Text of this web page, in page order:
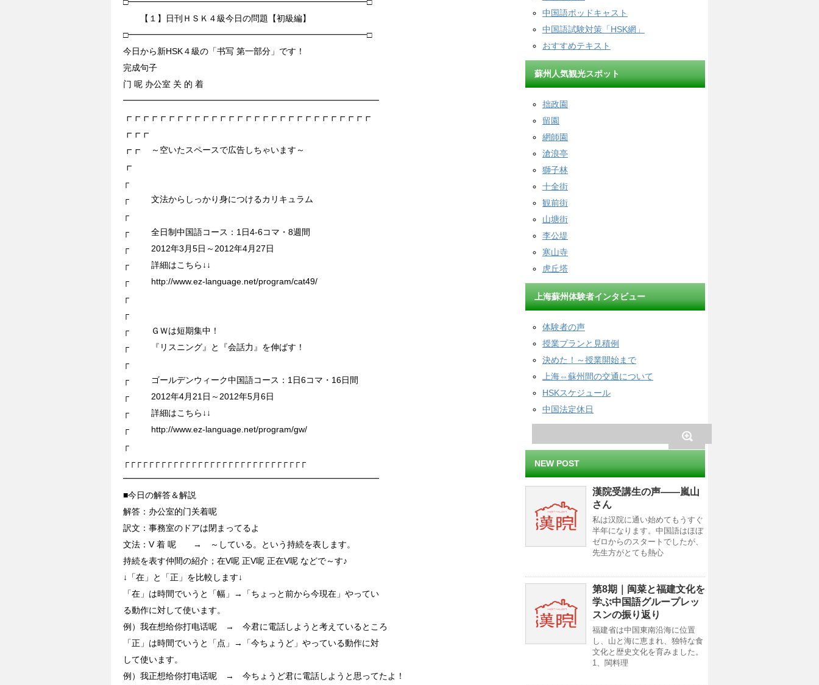
【１】日刊ＨＳＫ４級今日の問題【初級編】
□━━━━━━━━━━━━━━━━━━━━━━━━━━━━□
今日から新HSK４級の「书写 第一部分」です！
完成句子
门 呢 办公室 关 的 着
━━━━━━━━━━━━━━━━━━━━━━━━━━━━━━
┏┏┏┏┏┏┏┏┏┏┏┏┏┏┏┏┏┏┏┏┏┏┏┏┏┏┏┏┏
┏┏┏
┏┏ ～空いたスペースで広告しちゃいます～
┏
┌
┌ 文法からしっかり身につけるカリキュラム
┌
┌ 全日制中国語コース：1日4-6コマ・8週間
┌ 2012年3月5日～2012年4月27日
┌ 詳細はこちら↓↓
┌ http://www.ez-language.net/program/cat49/
┌
┌
┌ ＧＷは短期集中！
┌ 『リスニング』と『会話力』を伸ばす！
┌
┌ ゴールデンウィーク中国語コース：1日6コマ・16日間
┌ 2012年4月21日～2012年5月6日
┌ 詳細はこちら↓↓
┌ http://www.ez-language.net/program/gw/
┌
┌┌┌┌┌┌┌┌┌┌┌┌┌┌┌┌┌┌┌┌┌┌┌┌┌┌┌┌┌┌
━━━━━━━━━━━━━━━━━━━━━━━━━━━━━━
■今日の解答＆解説
解答：办公室的门关着呢
訳文：事務室のドアは閉まってるよ
文法：V 着 呢 → ～している。という持続を表します。
持続を表す仲間の紹介；在V呢 正V呢 正在V呢 などで～す♪
↓「在」と「正」を比較します↓
「在」は時間でいうと「幅」→「ちょっと前から今現在」やってい
る動作に対して使います。
例）我在想给你打电话呢 → 今君に電話しようと考えているところ
「正」は時間でいうと「点」→「今ちょうど」やっている動作に対
して使います。
例）我正想给你打电话呢 → 今ちょうど君に電話しようと思ってたよ！
中国語ポッドキャスト
中国語試験対策「HSK網」
おすすめテキスト
蘇州人気観光スポット
拙政園
留園
網師園
滄浪亭
獅子林
十全街
観前街
山塘街
李公堤
寒山寺
虎丘塔
上海蘇州体験者インタビュー
体験者の声
授業プランと見積例
決めた！～授業開始まで
上海⇔蘇州間の交通について
HSKスケジュール
中国法定休日
NEW POST
漢院受講生の声——嵐山
さん
私は汉院に通い始めてもうすぐ
半年になります。中国語はほぼ
ゼロからのスタートでしたが、
先生方がとても熱心
第8期｜闽菜と福建文化を
学ぶ中国語グループレッ
スンの振り返り
福建省は中国東南沿海に位置
し、山と海に恵まれ、独特な食
文化と歴史文化を育みました。
1、閩料理